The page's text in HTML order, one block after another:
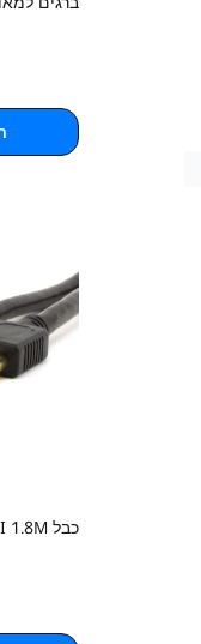
כבל HDMI 1.8M